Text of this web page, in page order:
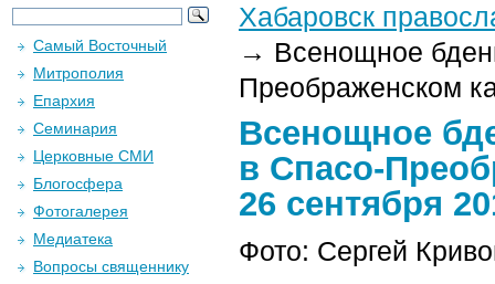
Хабаровск
→ Всенощное
Преображенском
Всенощное
в Спасо-
26 сентября
Фото: Сергей
Самый Восточный
Митрополия
Епархия
Семинария
Церковные СМИ
Блогосфера
Фотогалерея
Медиатека
Вопросы священнику